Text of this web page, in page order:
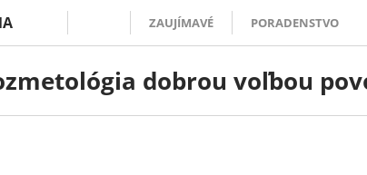
ZAUJÍMAVÉ PORADENSTVO
dobrou voľbou